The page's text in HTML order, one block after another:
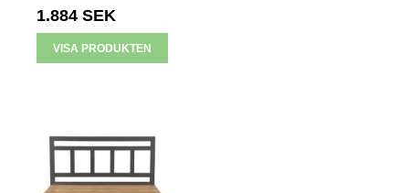
1.884 SEK
VISA PRODUKTEN